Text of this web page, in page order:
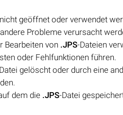
geöffnet oder verwendet
Probleme verursacht
Bearbeiten von .JPS-Dateien
oder Fehlfunktionen führen.
gelöscht oder durch eine
dem die .JPS-Datei